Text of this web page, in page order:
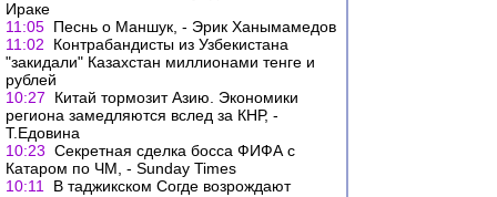
Ираке
11:05 Песнь о Маншук, - Эрик Ханымамедов
11:02
Контрабандисты из Узбекистана
"закидали" Казахстан миллионами тенге и
рублей
10:27
Китай тормозит Азию. Экономики
региона замедляются вслед за КНР, -
Т.Едовина
10:23 Секретная сделка босса ФИФА с
Катаром по ЧМ, - Sunday Times
10:11
В таджикском Согде возрождают